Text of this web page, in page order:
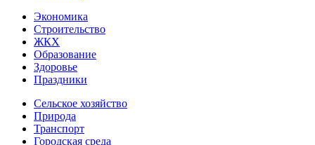
Экономика
Строительство
ЖКХ
Образование
Здоровье
Праздники
Сельское хозяйство
Природа
Транспорт
Городская среда